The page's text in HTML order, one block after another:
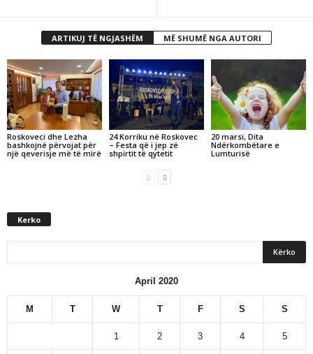
ARTIKUJ TË NGJASHËM MË SHUMË NGA AUTORI
Roskoveci dhe Lezha
bashkojnë përvojat për
një qeverisje më të mirë
24 Korriku në Roskovec
– Festa që i jep zë
shpirtit të qytetit
20 marsi, Dita
Ndërkombëtare e
Lumturisë
Kerko
April 2020
M T W T F S S
1 2 3 4 5